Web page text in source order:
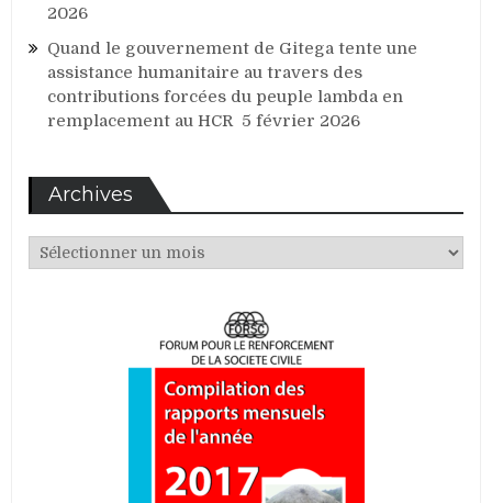
2026
Quand le gouvernement de Gitega tente une
assistance humanitaire au travers des
contributions forcées du peuple lambda en
remplacement au HCR 5 février 2026
Archives
Archives